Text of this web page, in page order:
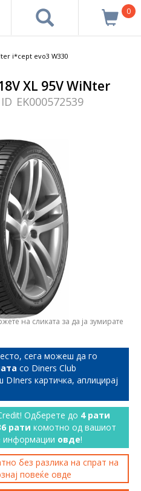
0
i*cept evo3 W330
XL 95V WiNter
ID EK000572539
на сликата за да ја зумирате
сега можеш да го
со Diners Club
картичка, аплицирај
Одберете до 4 рати
рати комотно од вашиот
информации овде!
без разлика на спрат на
повеќе овде